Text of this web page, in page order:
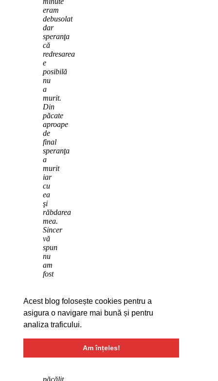
Acest blog folosește cookies pentru a
asigura o navigare mai bună și pentru
analiza traficului.
Am înțeles!
eram
debusolat
dar
speranţa
că
redresarea
e
posibilă
nu
a
murit.
Din
păcate
aproape
de
final
speranţa
a
murit
iar
cu
ea
şi
răbdarea
mea.
Sincer
vă
spun
nu
am
fost
foarte
vreme
aşa
păcălit